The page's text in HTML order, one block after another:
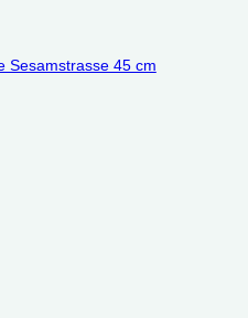
Sesamstrasse 45 cm